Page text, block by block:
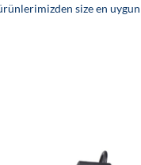
size en uygun